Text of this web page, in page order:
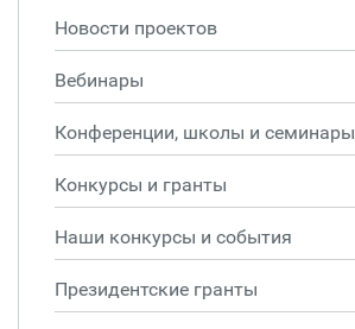
Новости проектов
Вебинары
Конференции, школы и семинары
Конкурсы и гранты
Наши конкурсы и события
Президентские гранты